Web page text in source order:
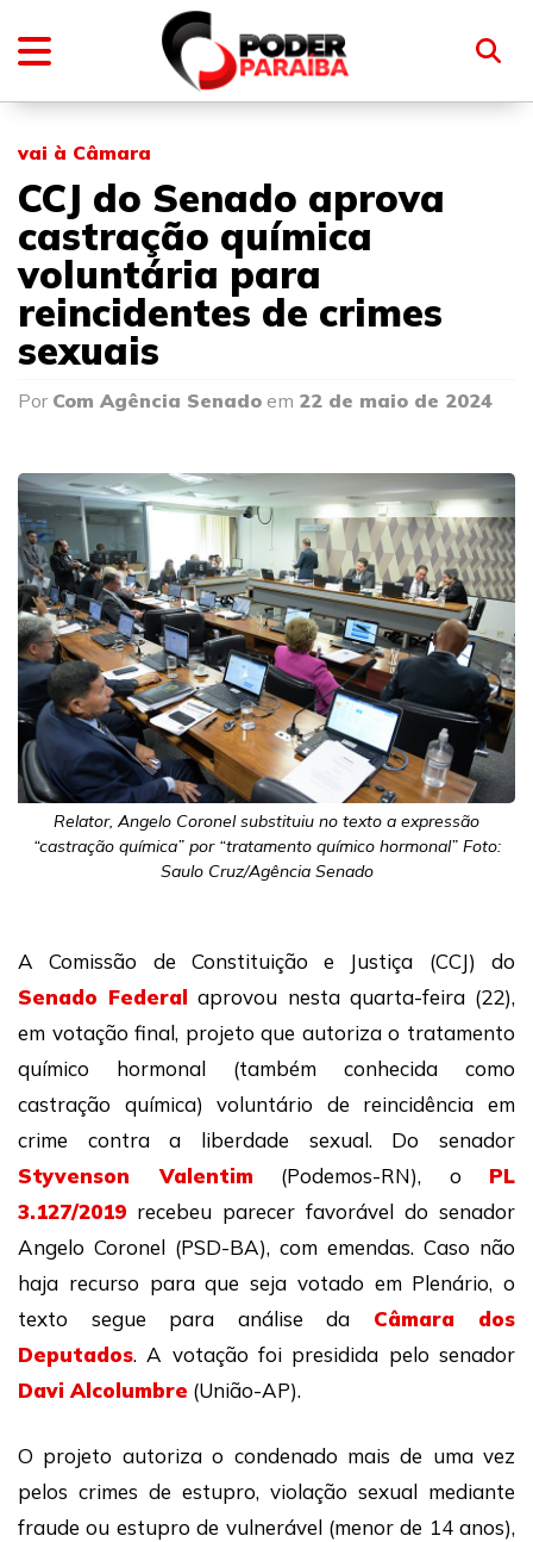
vai à Câmara
CCJ do Senado aprova
castração química
voluntária para
reincidentes de crimes
sexuais
Por Com Agência Senado em 22 de maio de 2024
Relator, Angelo Coronel substituiu no texto a expressão
“castração química” por “tratamento químico hormonal” Foto:
Saulo Cruz/Agência Senado
A Comissão de Constituição e Justiça (CCJ) do
Senado Federal aprovou nesta quarta-feira (22),
em votação final, projeto que autoriza o tratamento
químico hormonal (também conhecida como
castração química) voluntário de reincidência em
crime contra a liberdade sexual. Do senador
Styvenson Valentim (Podemos-RN), o PL
3.127/2019 recebeu parecer favorável do senador
Angelo Coronel (PSD-BA), com emendas. Caso não
haja recurso para que seja votado em Plenário, o
texto segue para análise da Câmara dos
Deputados. A votação foi presidida pelo senador
Davi Alcolumbre (União-AP).
O projeto autoriza o condenado mais de uma vez
pelos crimes de estupro, violação sexual mediante
fraude ou estupro de vulnerável (menor de 14 anos),